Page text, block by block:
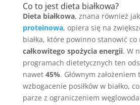
Co to jest dieta białkowa?
Dieta białkowa, znana również
proteinowa, opiera się na
białka, które powinno stanowić
całkowitego spożycia energii. W
programach dietetycznych ten
nawet 45%. Głównym
wzbogacenie posiłków w białko,
parze z ograniczeniem